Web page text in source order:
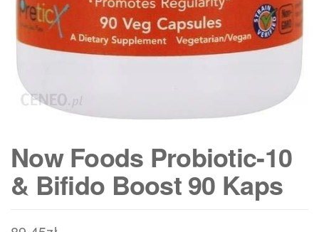
Now Foods Probiotic-10
& Bifido Boost 90 Kaps